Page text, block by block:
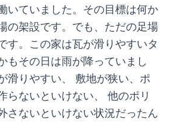
いていました。その目標は何か
の架設です。でも、ただの足場
す。この家は瓦が滑りやすいタ
もその日は雨が降っていまし
滑りやすい、 敷地が狭い、ポ
らないといけない、 他のポリ
さないといけない状況だったん